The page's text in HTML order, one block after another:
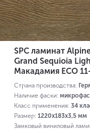
SPC ламинат
Grand Sequioia
Макадамия ЕСО
Страна производства:
Наличие фаски:
Класс применения: 34
Размер: 1220х183х3,5 мм
Замковый виниловый